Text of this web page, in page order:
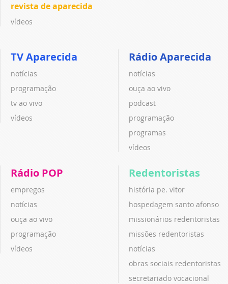
revista de aparecida
vídeos
TV Aparecida
notícias
programação
tv ao vivo
vídeos
Rádio Aparecida
notícias
ouça ao vivo
podcast
programação
programas
vídeos
Rádio POP
empregos
notícias
ouça ao vivo
programação
vídeos
Redentoristas
história pe. vitor
hospedagem santo afonso
missionários redentoristas
missões redentoristas
notícias
obras sociais redentoristas
secretariado vocacional